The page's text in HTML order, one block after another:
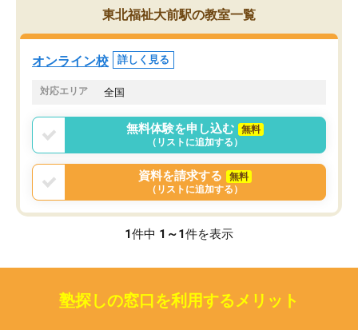
うちの子は、初回面談の講師の方で決
オンラインツールを使用した単語帳の
共有があり宿題もそちらで出される形
でした。
言う事で講師変更の申し出があり、あ
まりに短期での変更だった為、塾に通
う事にして退会しました。遅れも取り
戻せ、授業内容や講師の方は良かった
と思います。
内容でした。それでも
やる気も出ましたし、苦
くなってきたようなので
東北福祉大前駅の教室一覧
オンライン校 詳しく見る
対応エリア 全国
無料体験を申し込む
無料
（リストに追加する）
資料を請求する
無料
（リストに追加する）
1件中 1～1件を表示
塾探しの窓口を利用するメリット